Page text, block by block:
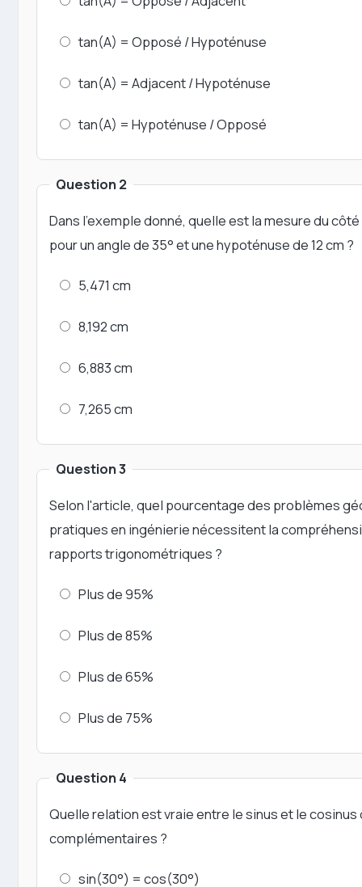
tan(A) = Opposé / Hypoténuse
tan(A) = Adjacent / Hypoténuse
tan(A) = Hypoténuse / Opposé
Question 2
Dans l'exemple donné, quelle est la mesure du
pour un angle de 35° et une hypoténuse de 12 cm ?
5,471 cm
8,192 cm
6,883 cm
7,265 cm
Question 3
Selon l'article, quel pourcentage des problèmes
pratiques en ingénierie nécessitent la
rapports trigonométriques ?
Plus de 95%
Plus de 85%
Plus de 65%
Plus de 75%
Question 4
Quelle relation est vraie entre le sinus et le cosinus
complémentaires ?
sin(30°) = cos(30°)